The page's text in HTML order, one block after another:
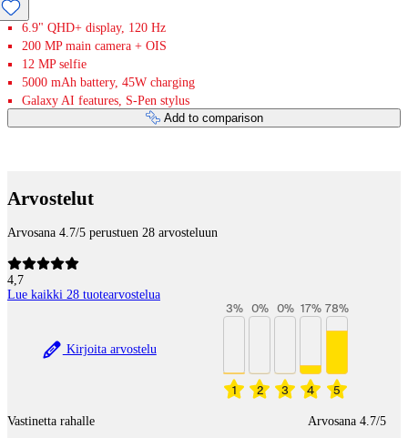
6.9" QHD+ display, 120 Hz
200 MP main camera + OIS
12 MP selfie
5000 mAh battery, 45W charging
Galaxy AI features, S-Pen stylus
Add to comparison
Arvostelut
Arvosana 4.7/5 perustuen 28 arvosteluun
4,7
Lue kaikki 28 tuotearvostelua
Kirjoita arvostelu
1
3%
2
0%
3
0%
4
17%
5
78%
Vastinetta rahalle Arvosana 4.7/5